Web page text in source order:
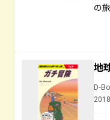
の
地
D-